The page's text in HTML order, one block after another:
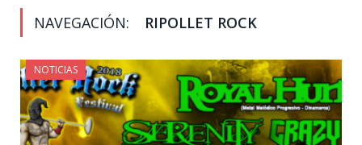
NAVEGACIÓN: RIPOLLET ROCK
NOTICIAS